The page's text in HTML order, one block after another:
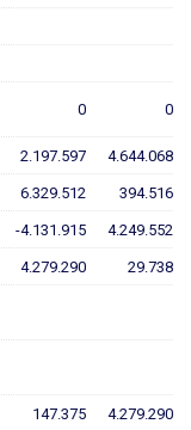
0 0
2.197.597 4.644.068
6.329.512 394.516
-4.131.915 4.249.552
4.279.290 29.738
147.375 4.279.290